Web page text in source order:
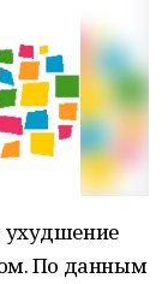
ухудшение
По данным